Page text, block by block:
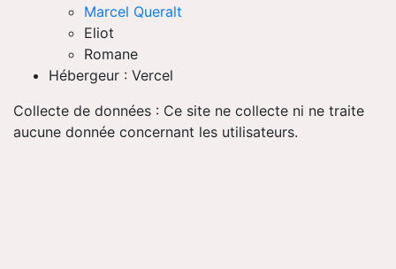
Marcel Queralt
Eliot
Romane
Hébergeur : Vercel
Collecte de données : Ce site ne collecte ni ne traite
aucune donnée concernant les utilisateurs.